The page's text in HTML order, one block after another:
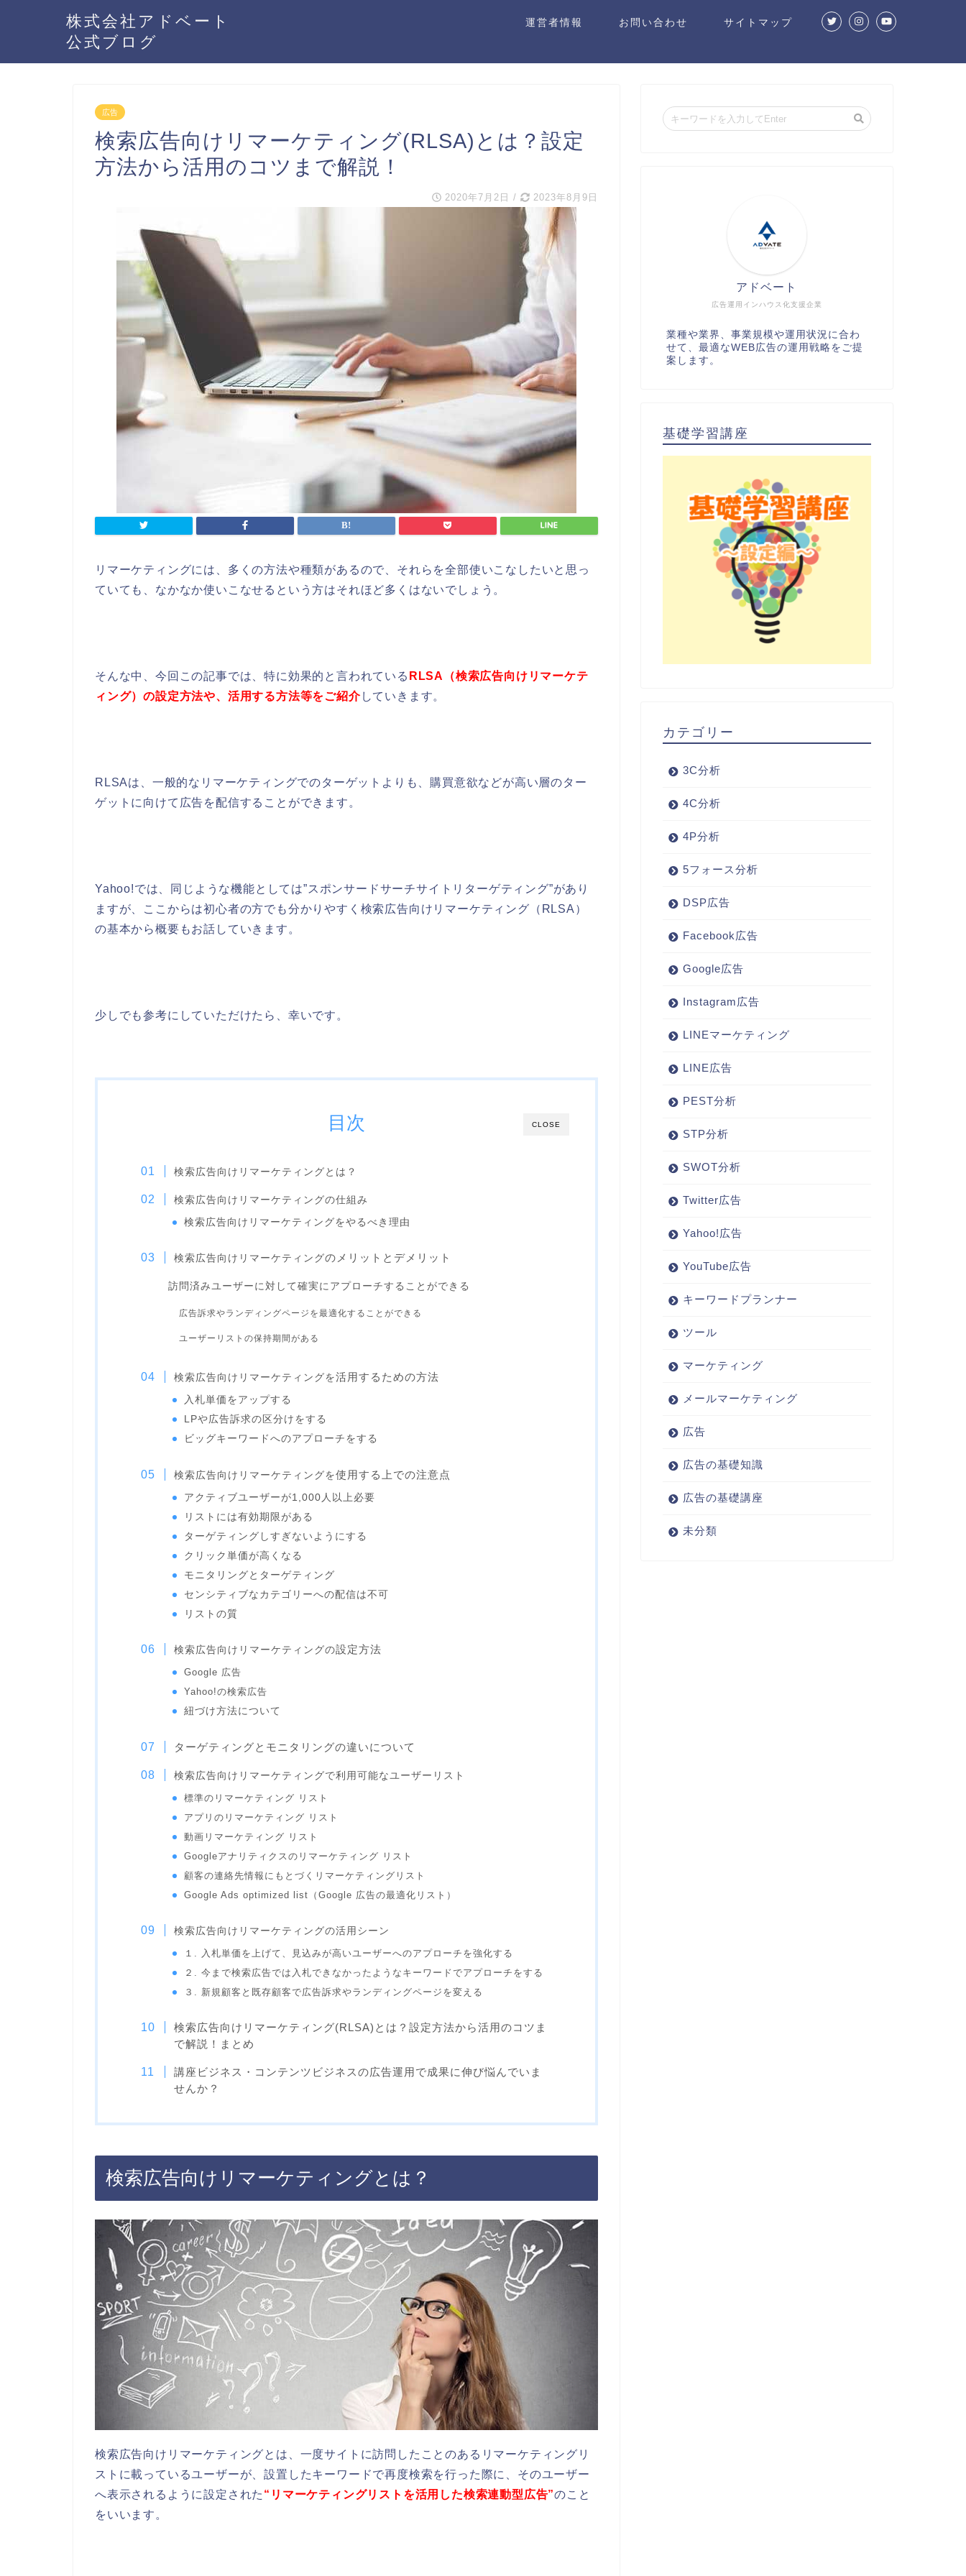
株式会社アドベート
公式ブログ
運営者情報 お問い合わせ サイトマップ
広告
検索広告向けリマーケティング(RLSA)とは？設定
方法から活用のコツまで解説！
2020年7月2日 / 2023年8月9日
リマーケティングには、多くの方法や種類があるので、それらを全部使いこなしたいと思っ
ていても、なかなか使いこなせるという方はそれほど多くはないでしょう。
そんな中、今回この記事では、特に効果的と言われている RLSA（検索広告向けリマーケテ
ィング）の設定方法や、活用する方法等をご紹介していきます。
RLSAは、一般的なリマーケティングでのターゲットよりも、購買意欲などが高い層のター
ゲットに向けて広告を配信することができます。
Yahoo!では、同じような機能としては”スポンサードサーチサイトリターゲティング”があり
ますが、ここからは初心者の方でも分かりやすく 検索広告向けリマーケティング（ RLSA）
の基本から概要もお話していきます。
少しでも参考にしていただけたら、幸いです。
CLOSE
目次
検索広告向けリマーケティングとは？
検索広告向けリマーケティングの仕組み
検索広告向けリマーケティングをやるべき理由
検索広告向けリマーケティングのメリットとデメリット
訪問済みユーザーに対して確実にアプローチすることができる
広告訴求やランディングページを最適化することができる
ユーザーリストの保持期間がある
検索広告向けリマーケティングを活用するための方法
入札単価をアップする
LPや広告訴求の区分けをする
ビッグキーワードへのアプローチをする
検索広告向けリマーケティングを使用する上での注意点
アクティブユーザーが1,000人以上必要
リストには有効期限がある
ターゲティングしすぎないようにする
クリック単価が高くなる
モニタリングとターゲティング
センシティブなカテゴリーへの配信は不可
リストの質
検索広告向けリマーケティングの設定方法
Google 広告
Yahoo!の検索広告
紐づけ方法について
ターゲティングとモニタリングの違いについて
検索広告向けリマーケティングで利用可能なユーザーリスト
標準のリマーケティング リスト
アプリのリマーケティング リスト
動画リマーケティング リスト
Googleアナリティクスのリマーケティング リスト
顧客の連絡先情報にもとづくリマーケティングリスト
Google Ads optimized list（Google 広告の最適化リスト）
検索広告向けリマーケティングの活用シーン
１. 入札単価を上げて、見込みが高いユーザーへのアプローチを強化する
２. 今まで検索広告では入札できなかったようなキーワードでアプローチをする
３. 新規顧客と既存顧客で広告訴求やランディングページを変える
検索広告向けリマーケティング(RLSA)とは？設定方法から活用のコツま
で解説！まとめ
講座ビジネス・コンテンツビジネスの広告運用で成果に伸び悩んでいま
せんか？
検索広告向けリマーケティングとは？
検索広告向けリマーケティングとは、 一度サイトに訪問したことのある リマーケティングリ
ストに載っているユーザーが、設置したキーワードで再度検索を行った際に、そのユーザー
へ表示されるように設定された “リマーケティングリストを活用した検索連動型広告”のこと
をいいます。
広告運用インハウス化支援企業
アドベート
業種や業界、事業規模や運用状況に合わ
せて、最適なWEB広告の運用戦略をご提
案します。
基礎学習講座
カテゴリー
3C分析
4C分析
4P分析
5フォース分析
DSP広告
Facebook広告
Google広告
Instagram広告
LINEマーケティング
LINE広告
PEST分析
STP分析
SWOT分析
Twitter広告
Yahoo!広告
YouTube広告
キーワードプランナー
ツール
マーケティング
メールマーケティング
広告
広告の基礎知識
広告の基礎講座
未分類